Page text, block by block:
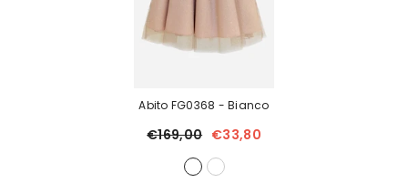
Abito FG0368 - Bianco
€169,00 €33,80